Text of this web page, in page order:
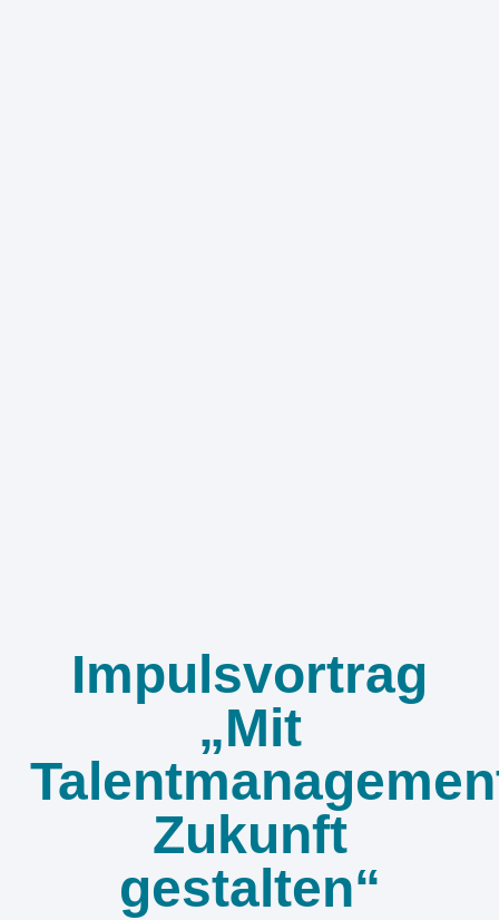
Impulsvortrag
„Mit
Zukunft
gestalten“